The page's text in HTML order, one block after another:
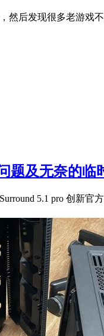
然后发现很多老游戏
题及无奈的临
5.1 pro 创新